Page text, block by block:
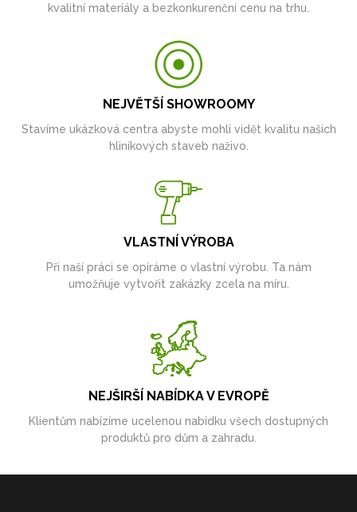
kvalitní materiály a bezkonkurenční cenu na trhu.
NEJVĚTŠÍ SHOWROOMY
Stavíme ukázková centra abyste mohli vidět kvalitu našich
hliníkových staveb naživo.
VLASTNÍ VÝROBA
Při naší práci se opíráme o vlastní výrobu. Ta nám
umožňuje vytvořit zakázky zcela na míru.
NEJŠIRŠÍ NABÍDKA V EVROPĚ
Klientům nabízíme ucelenou nabídku všech dostupných
produktů pro dům a zahradu.